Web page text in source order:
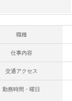
職種
仕事内容
交通アクセス
勤務時間・曜日